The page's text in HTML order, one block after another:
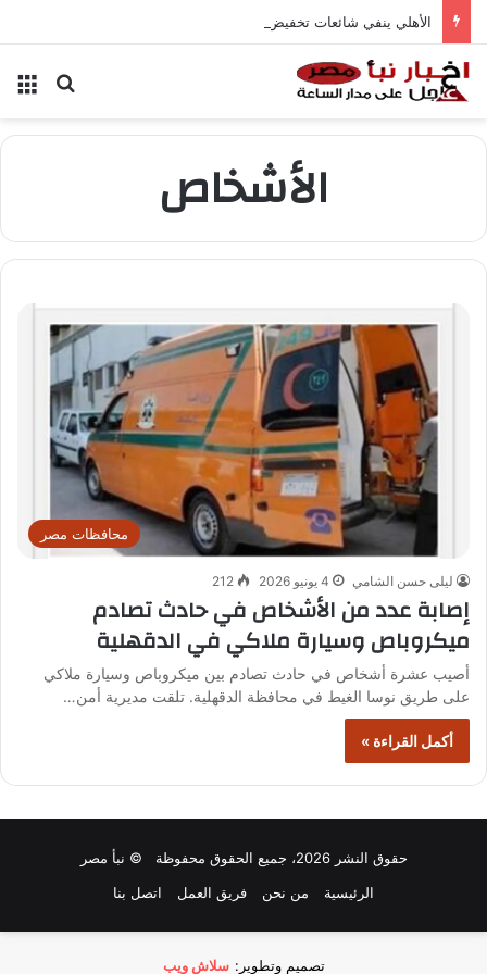
الأهلي ينفي شائعات تخفيض عقود زيزو والشناوي
بحث
الأشخاص
محافظات مصر
ليلى حسن الشامي 4 يونيو 2026 212
إصابة عدد من الأشخاص في حادث تصادم
ميكروباص وسيارة ملاكي في الدقهلية
أصيب عشرة أشخاص في حادث تصادم بين ميكروباص وسيارة ملاكي
على طريق نوسا الغيط في محافظة الدقهلية. تلقت مديرية أمن…
أكمل القراءة »
حقوق النشر 2026، جميع الحقوق محفوظة © نبأ مصر
الرئيسية
من نحن فريق العمل اتصل بنا
تصميم وتطوير: سلاش ويب